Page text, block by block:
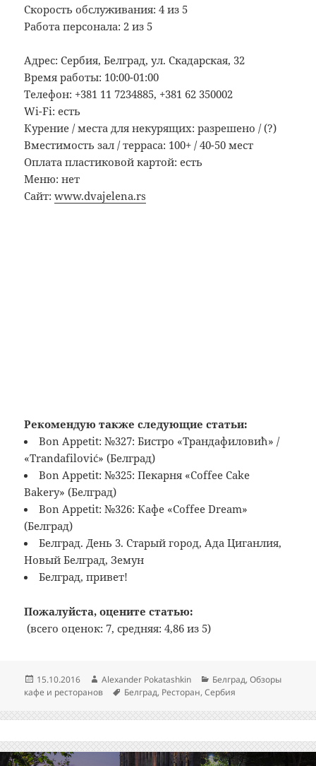
Скорость обслуживания: 4 из 5
Работа персонала: 2 из 5
Адрес: Сербия, Белград, ул. Скадарская, 32
Время работы: 10:00-01:00
Телефон: +381 11 7234885, +381 62 350002
Wi-Fi: есть
Курение / места для некурящих: разрешено / (?)
Вместимость зал / терраса: 100+ / 40-50 мест
Оплата пластиковой картой: есть
Меню: нет
Сайт:www.dvajelena.rs
Рекомендую также следующие статьи:
Bon Appetit: №327: Бистро «Трандафиловић» /
«Trandafilović» (Белград)
Bon Appetit: №325: Пекарня «Coffee Cake
Bakery» (Белград)
Bon Appetit: №326: Кафе «Coffee Dream»
(Белград)
Белград. День 3. Старый город, Ада Циганлия,
Новый Белград, Земун
Белград, привет!
Пожалуйста, оцените статью:
(всего оценок: 7, средняя: 4,86 из 5)
Опубликовано
15.10.2016 Автор
Alexander Pokatashkin Рубрики
Белград,Обзоры
кафе и ресторанов
Метки
Белград, Ресторан,Сербия
Навигация